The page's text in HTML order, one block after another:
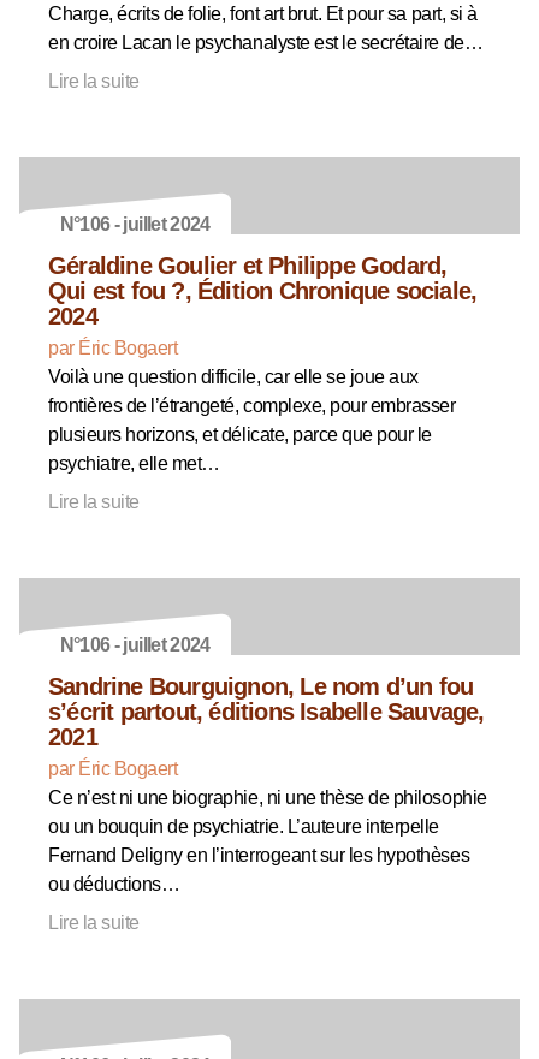
Charge, écrits de folie, font art brut. Et pour sa part, si à
en croire Lacan le psychanalyste est le secrétaire de…
Lire la suite
N°106 - juillet 2024
Géraldine Goulier et Philippe Godard,
Qui est fou ?, Édition Chronique sociale,
2024
par Éric Bogaert
Voilà une question difficile, car elle se joue aux
frontières de l’étrangeté, complexe, pour embrasser
plusieurs horizons, et délicate, parce que pour le
psychiatre, elle met…
Lire la suite
N°106 - juillet 2024
Sandrine Bourguignon, Le nom d’un fou
s’écrit partout, éditions Isabelle Sauvage,
2021
par Éric Bogaert
Ce n’est ni une biographie, ni une thèse de philosophie
ou un bouquin de psychiatrie. L’auteure interpelle
Fernand Deligny en l’interrogeant sur les hypothèses
ou déductions…
Lire la suite